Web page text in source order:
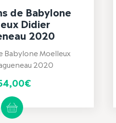
de Babylone
Didier
2020
Babylone Moelleux
2020
€